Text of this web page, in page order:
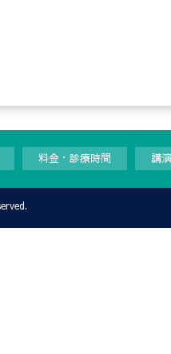
料金・診療時間 講